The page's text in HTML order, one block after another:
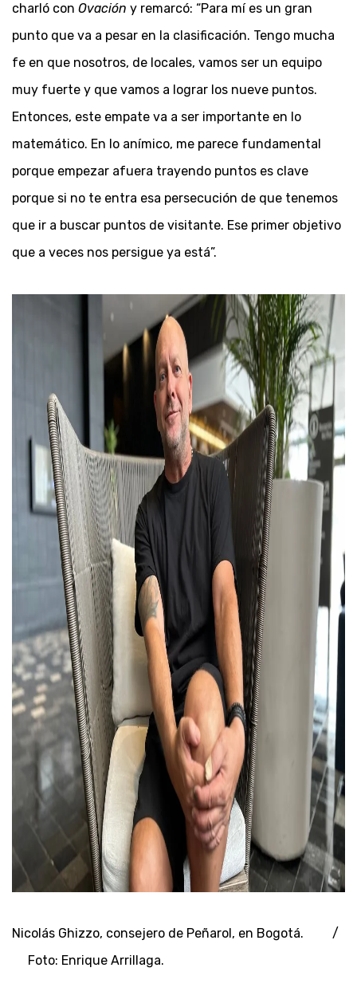
charló con Ovación y remarcó: “Para mí es un gran
punto que va a pesar en la clasificación. Tengo mucha
fe en que nosotros, de locales, vamos ser un equipo
muy fuerte y que vamos a lograr los nueve puntos.
Entonces, este empate va a ser importante en lo
matemático. En lo anímico, me parece fundamental
porque empezar afuera trayendo puntos es clave
porque si no te entra esa persecución de que tenemos
que ir a buscar puntos de visitante. Ese primer objetivo
que a veces nos persigue ya está”.
Nicolás Ghizzo, consejero de Peñarol, en Bogotá. /
Foto: Enrique Arrillaga.